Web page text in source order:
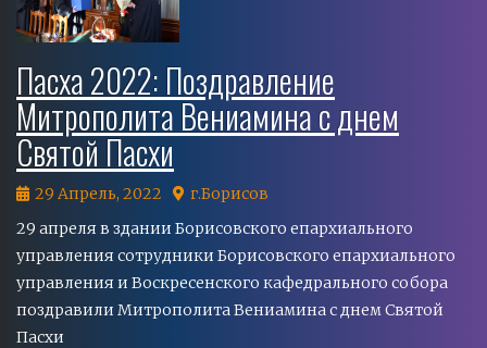
Пасха 2022: Поздравление
Митрополита Вениамина с днем
Святой Пасхи
29 Апрель, 2022
г.Борисов
29 апреля в здании Борисовского епархиального
управления cотрудники Борисовского епархиального
управления и Воскресенского кафедрального собора
поздравили Митрополита Вениамина с днем Святой
Пасхи